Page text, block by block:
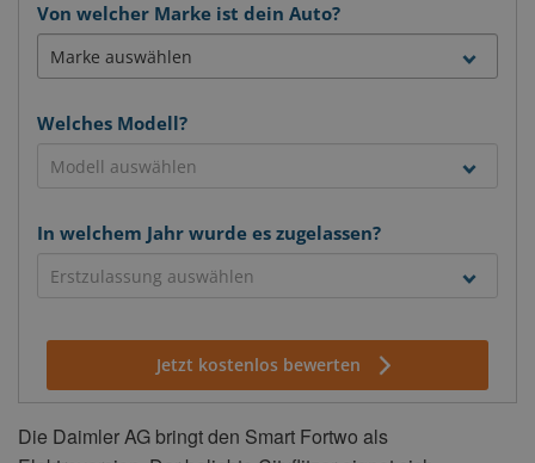
Von welcher Marke ist dein Auto?
Welches Modell?
In welchem Jahr wurde es zugelassen?
Jetzt kostenlos bewerten
Die Daimler AG bringt den Smart Fortwo als